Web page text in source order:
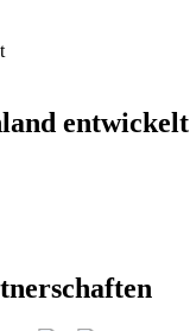
entwickelt